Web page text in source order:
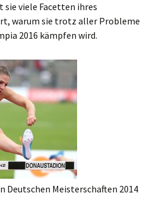
sie viele Facetten ihres
warum sie trotz aller Probleme
2016 kämpfen wird.
Deutschen Meisterschaften 2014